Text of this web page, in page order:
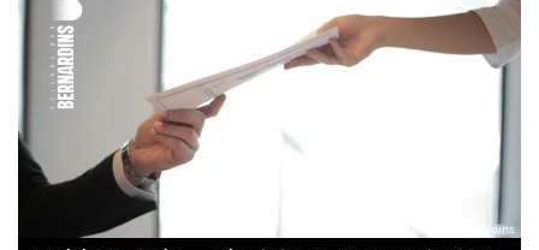
© Collège des Bernardins